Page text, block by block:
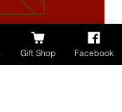
Gift Shop Facebook